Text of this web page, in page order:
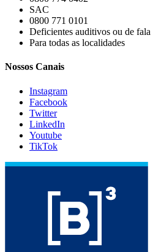
SAC
0800 771 0101
Deficientes auditivos ou de fala
Para todas as localidades
Nossos Canais
Instagram
Facebook
Twitter
LinkedIn
Youtube
TikTok